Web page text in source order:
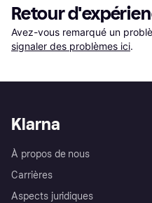
Retour
Avez-vous remarqué un
signaler des problèmes ici.
Klarna
À propos de nous
Carrières
Aspects juridiques